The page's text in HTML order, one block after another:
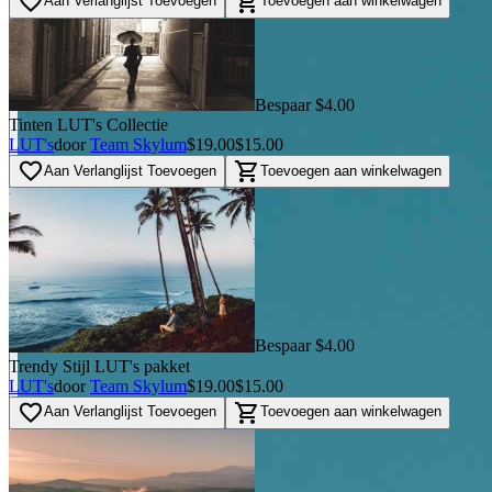
Bespaar $4.00
Tinten LUT's Collectie
LUT'sdoor Team Skylum$19.00$15.00
favorite_borderAan Verlanglijst Toevoegen shopping_cart Toevoegen aan winkelwagen
Bespaar $4.00
Trendy Stijl LUT's pakket
LUT'sdoor Team Skylum$19.00$15.00
favorite_borderAan Verlanglijst Toevoegen shopping_cart Toevoegen aan winkelwagen